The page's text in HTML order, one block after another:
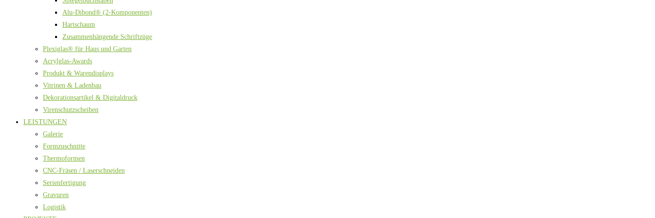
Alu-Dibond® (2-Komponenten)
Hartschaum
Zusammenhängende Schriftzüge
Plexiglas® für Haus und Garten
Acrylglas-Awards
Produkt & Warendisplays
Vitrinen & Ladenbau
Dekorationsartikel & Digitaldruck
Virenschutzscheiben
LEISTUNGEN
Galerie
Formzuschnitte
Thermoformen
CNC-Fräsen / Laserschneiden
Serienfertigung
Gravuren
Logistik